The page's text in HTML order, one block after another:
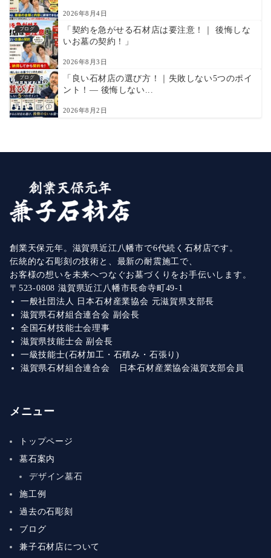
2026年8月4日
ブログ
「契約を急がせる石材店は要注意！｜ 後悔しな
いお墓の契約！」
2026年8月3日
ブログ
「良い石材店の選び方！｜失敗しない5つのポイ
ント！― 後悔しない...
2026年8月2日
創業天保元年。滋賀県近江八幡市で6代続く石材店です。
伝統的な石彫刻の技術と、最新の耐震施工で、
お客様の想いを未来へつなぐお墓づくりをお手伝いします。
〒523-0808 滋賀県近江八幡市長命寺町49-1
一般社団法人 日本石材産業協会 元滋賀県支部長
滋賀県石材組合連合会 副会長
全国石材技能士会理事
滋賀県技能士会 副会長
一級技能士(石材加工・石積み・石張り)
滋賀県石材組合連合会 日本石材産業協会滋賀支部会員
メニュー
トップページ
墓石案内
デザイン墓石
施工例
過去の石彫刻
ブログ
兼子石材店について